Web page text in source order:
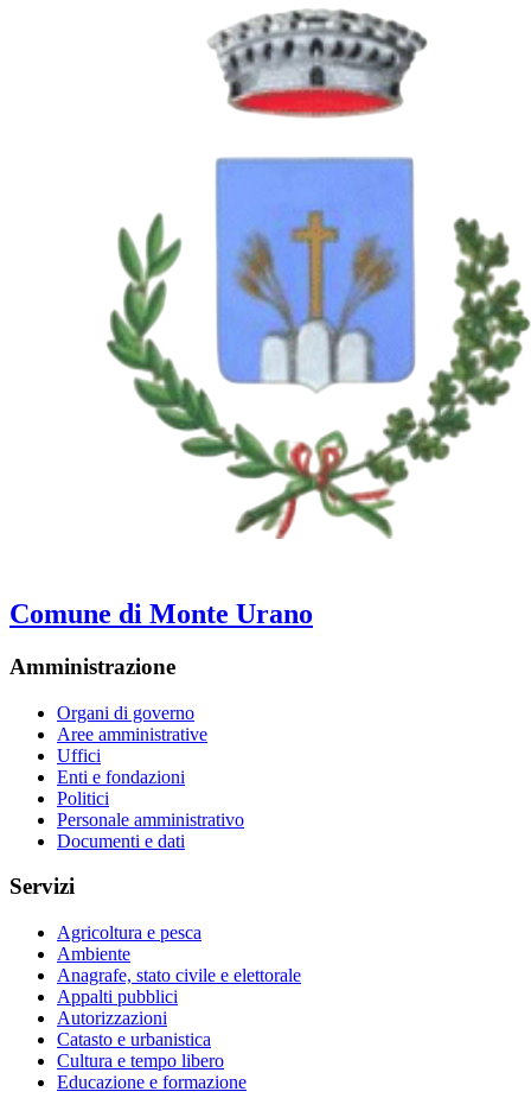
Comune di Monte Urano
Amministrazione
Organi di governo
Aree amministrative
Uffici
Enti e fondazioni
Politici
Personale amministrativo
Documenti e dati
Servizi
Agricoltura e pesca
Ambiente
Anagrafe, stato civile e elettorale
Appalti pubblici
Autorizzazioni
Catasto e urbanistica
Cultura e tempo libero
Educazione e formazione